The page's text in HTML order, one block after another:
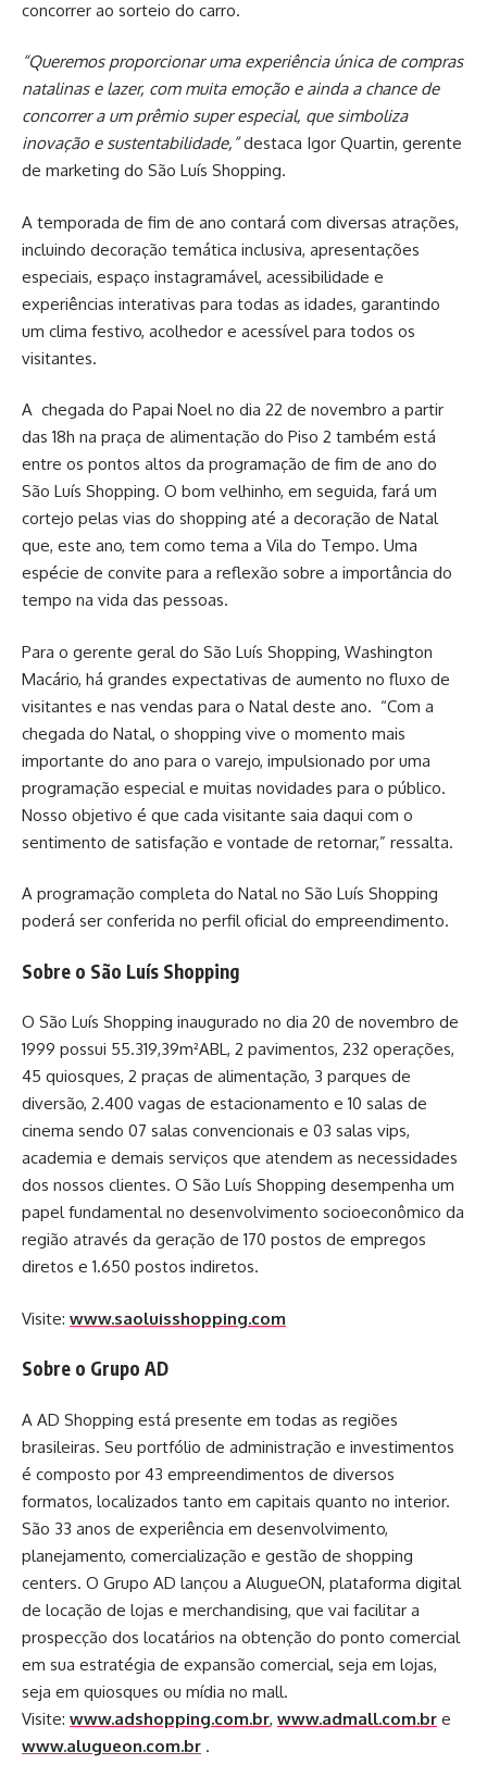
concorrer ao sorteio do carro.
“Queremos proporcionar uma experiência única de compras
natalinas e lazer, com muita emoção e ainda a chance de
concorrer a um prêmio super especial, que simboliza
inovação e sustentabilidade,”destaca Igor Quartin, gerente
de marketing do São Luís Shopping.
A temporada de fim de ano contará com diversas atrações,
incluindo decoração temática inclusiva, apresentações
especiais, espaço instagramável, acessibilidade e
experiências interativas para todas as idades, garantindo
um clima festivo, acolhedor e acessível para todos os
visitantes.
A chegada do Papai Noel no dia 22 de novembro a partir
das 18h na praça de alimentação do Piso 2 também está
entre os pontos altos da programação de fim de ano do
São Luís Shopping. O bom velhinho, em seguida, fará um
cortejo pelas vias do shopping até a decoração de Natal
que, este ano, tem como tema a Vila do Tempo. Uma
espécie de convite para a reflexão sobre a importância do
tempo na vida das pessoas.
Para o gerente geral do São Luís Shopping, Washington
Macário, há grandes expectativas de aumento no fluxo de
visitantes e nas vendas para o Natal deste ano. “Com a
chegada do Natal, o shopping vive o momento mais
importante do ano para o varejo, impulsionado por uma
programação especial e muitas novidades para o público.
Nosso objetivo é que cada visitante saia daqui com o
sentimento de satisfação e vontade de retornar,” ressalta.
A programação completa do Natal no São Luís Shopping
poderá ser conferida no perfil oficial do empreendimento.
Sobre o São Luís Shopping
O São Luís Shopping inaugurado no dia 20 de novembro de
1999 possui 55.319,39m²ABL, 2 pavimentos, 232 operações,
45 quiosques, 2 praças de alimentação, 3 parques de
diversão, 2.400 vagas de estacionamento e 10 salas de
cinema sendo 07 salas convencionais e 03 salas vips,
academia e demais serviços que atendem as necessidades
dos nossos clientes. O São Luís Shopping desempenha um
papel fundamental no desenvolvimento socioeconômico da
região através da geração de 170 postos de empregos
diretos e 1.650 postos indiretos.
Visite: www.saoluisshopping.com
Sobre o Grupo AD
A AD Shopping está presente em todas as regiões
brasileiras. Seu portfólio de administração e investimentos
é composto por 43 empreendimentos de diversos
formatos, localizados tanto em capitais quanto no interior.
São 33 anos de experiência em desenvolvimento,
planejamento, comercialização e gestão de shopping
centers. O Grupo AD lançou a AlugueON, plataforma digital
de locação de lojas e merchandising, que vai facilitar a
prospecção dos locatários na obtenção do ponto comercial
em sua estratégia de expansão comercial, seja em lojas,
seja em quiosques ou mídia no mall.
Visite: www.adshopping.com.br, www.admall.com.br e
www.alugueon.com.br .